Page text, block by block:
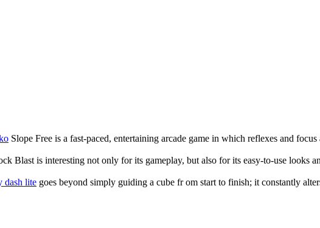
Slope Free is a fast-paced, entertaining arcade game in which reflexes and
Blast is interesting not only for its gameplay, but also for its easy-to-use looks
dash lite goes beyond simply guiding a cube fr om start to finish; it constantly